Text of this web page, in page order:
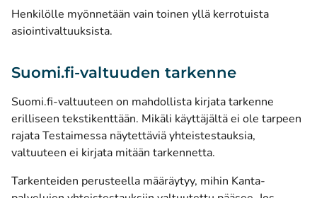
Henkilölle myönnetään vain toinen yllä kerrotuista
asiointivaltuuksista.
Suomi.fi-valtuuden tarkenne
Suomi.fi-valtuuteen on mahdollista kirjata tarkenne
erilliseen tekstikenttään. Mikäli käyttäjältä ei ole tarpeen
rajata Testaimessa näytettäviä yhteistestauksia,
valtuuteen ei kirjata mitään tarkennetta.
Tarkenteiden perusteella määräytyy, mihin Kanta-